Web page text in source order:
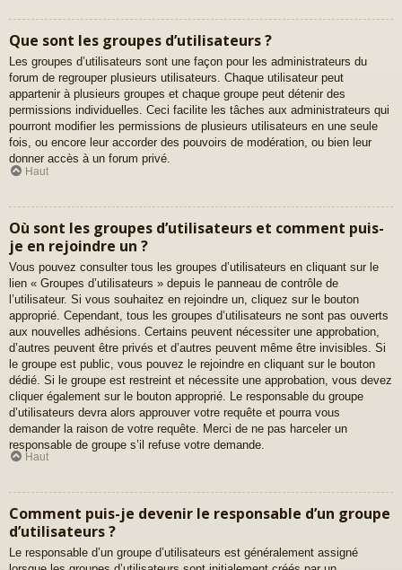
Que sont les groupes d’utilisateurs ?
Les groupes d’utilisateurs sont une façon pour les administrateurs du
forum de regrouper plusieurs utilisateurs. Chaque utilisateur peut
appartenir à plusieurs groupes et chaque groupe peut détenir des
permissions individuelles. Ceci facilite les tâches aux administrateurs qui
pourront modifier les permissions de plusieurs utilisateurs en une seule
fois, ou encore leur accorder des pouvoirs de modération, ou bien leur
donner accès à un forum privé.
Haut
Où sont les groupes d’utilisateurs et comment puis-
je en rejoindre un ?
Vous pouvez consulter tous les groupes d’utilisateurs en cliquant sur le
lien « Groupes d’utilisateurs » depuis le panneau de contrôle de
l’utilisateur. Si vous souhaitez en rejoindre un, cliquez sur le bouton
approprié. Cependant, tous les groupes d’utilisateurs ne sont pas ouverts
aux nouvelles adhésions. Certains peuvent nécessiter une approbation,
d’autres peuvent être privés et d’autres peuvent même être invisibles. Si
le groupe est public, vous pouvez le rejoindre en cliquant sur le bouton
dédié. Si le groupe est restreint et nécessite une approbation, vous devez
cliquer également sur le bouton approprié. Le responsable du groupe
d’utilisateurs devra alors approuver votre requête et pourra vous
demander la raison de votre requête. Merci de ne pas harceler un
responsable de groupe s’il refuse votre demande.
Haut
Comment puis-je devenir le responsable d’un groupe
d’utilisateurs ?
Le responsable d’un groupe d’utilisateurs est généralement assigné